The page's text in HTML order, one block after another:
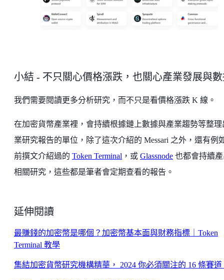
小結 - 不只關心價格漲跌，也關心產業發展與
我們需要閱讀更多分析研究，而不只是看價格漲跌 K 線。
在加密貨幣產業裡，會持續根據鏈上數據與產業趨勢等整理
業研究報告的單位，除了這次介紹的 Messari 之外，還有例
前撰文介紹過的 Token Terminal ，或 Glassnode 也都會持續
相關研究，這些都是筆者會定期查看的報告。
延伸閱讀
最賺錢的加密幣是哪個？加密幣基本面與財務指標｜Token
Terminal 教學
集結加密貨幣研究機構精華， 2024 你必須關注的 16 條賽道